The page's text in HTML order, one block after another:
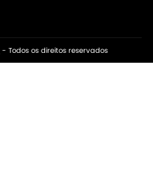
- Todos os direitos reservados